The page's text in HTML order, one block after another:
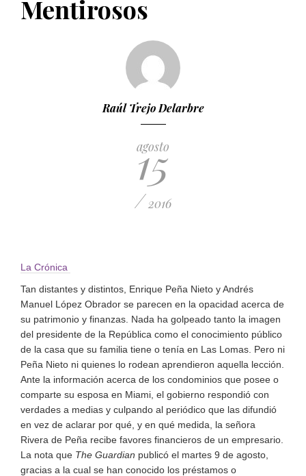
PUBLICADO EL 5 ENERO, 2023
Mentirosos
Raúl Trejo Delarbre
agosto
15
/ 2016
La Crónica
Tan distantes y distintos, Enrique Peña Nieto y Andrés
Manuel López Obrador se parecen en la opacidad acerca de
su patrimonio y finanzas. Nada ha golpeado tanto la imagen
del presidente de la República como el conocimiento público
de la casa que su familia tiene o tenía en Las Lomas. Pero ni
Peña Nieto ni quienes lo rodean aprendieron aquella lección.
Ante la información acerca de los condominios que posee o
comparte su esposa en Miami, el gobierno respondió con
verdades a medias y culpando al periódico que las difundió
en vez de aclarar por qué, y en qué medida, la señora
Rivera de Peña recibe favores financieros de un empresario.
La nota que The Guardian publicó el martes 9 de agosto,
gracias a la cual se han conocido los préstamos o